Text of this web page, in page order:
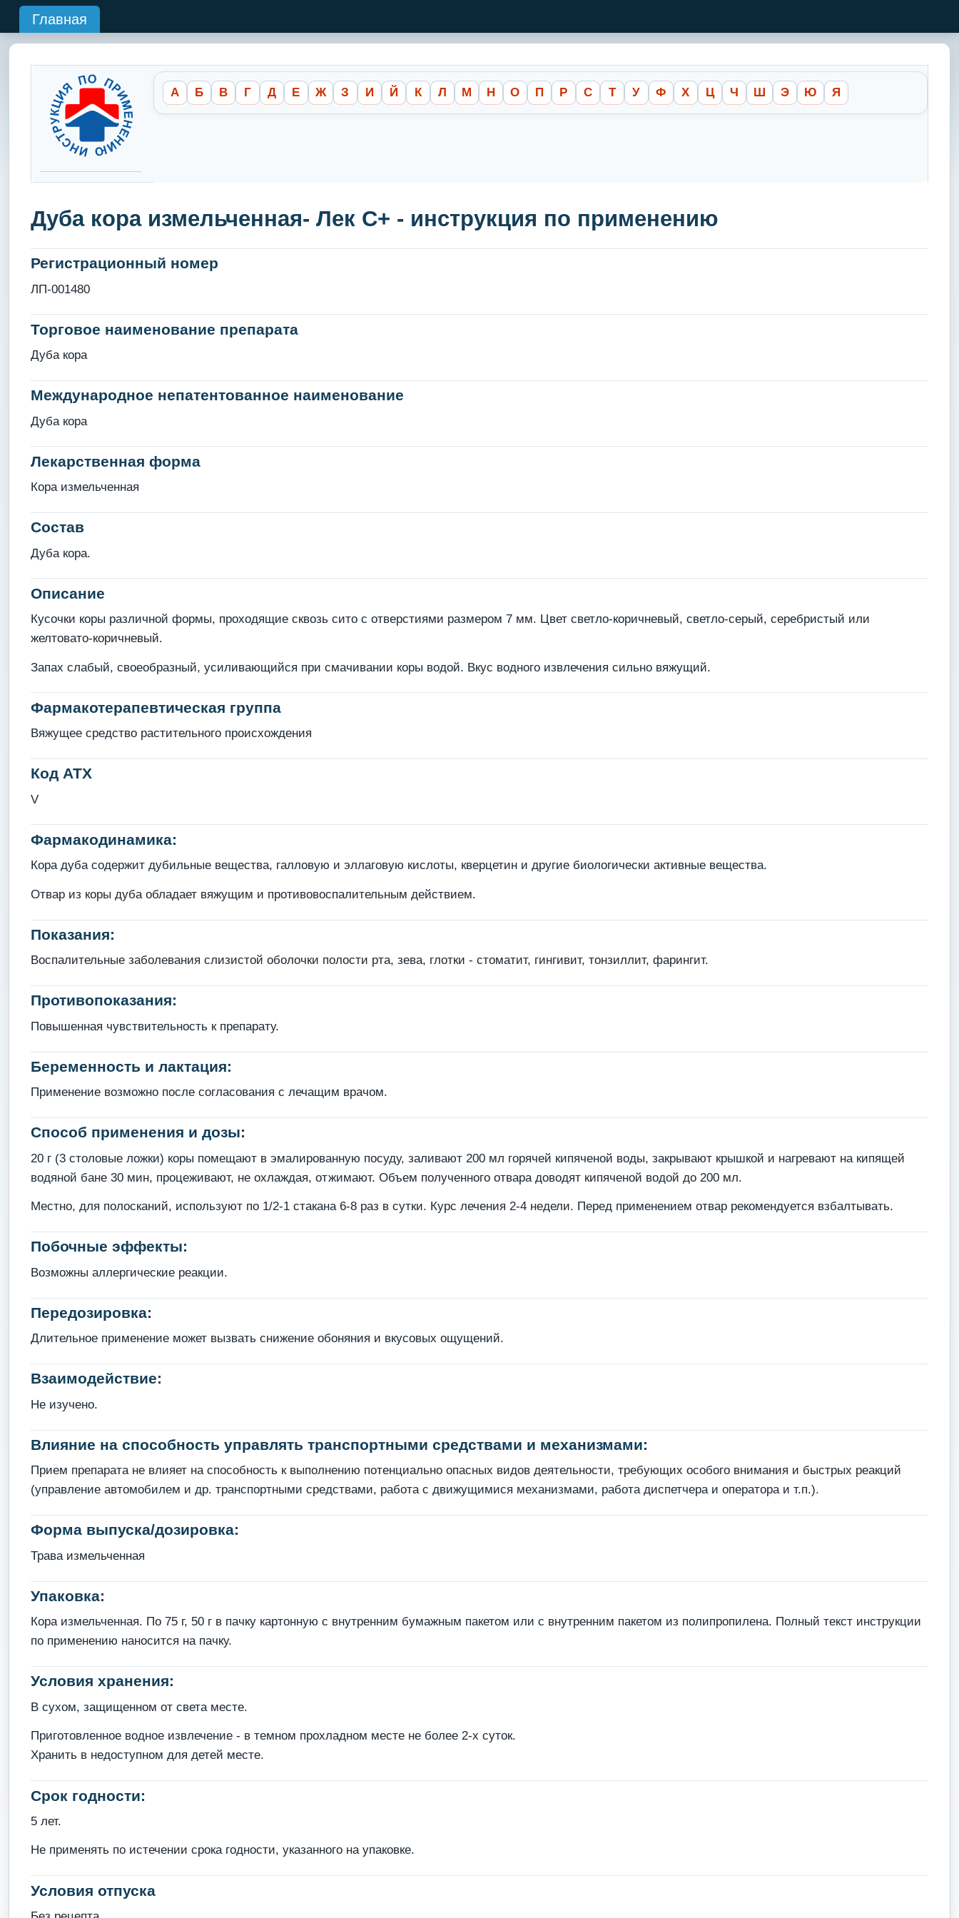
Главная
А Б В Г Д Е Ж З И Й К Л М Н О П Р С Т У Ф Х Ц Ч Ш Э Ю Я
Дуба кора измельченная- Лек С+ - инструкция по применению
Регистрационный номер
ЛП-001480
Торговое наименование препарата
Дуба кора
Международное непатентованное наименование
Дуба кора
Лекарственная форма
Кора измельченная
Состав
Дуба кора.
Описание
Кусочки коры различной формы, проходящие сквозь сито с отверстиями размером 7 мм. Цвет светло-коричневый, светло-серый, серебристый или
желтовато-коричневый.
Запах слабый, своеобразный, усиливающийся при смачивании коры водой. Вкус водного извлечения сильно вяжущий.
Фармакотерапевтическая группа
Вяжущее средство растительного происхождения
Код АТХ
V
Фармакодинамика:
Кора дуба содержит дубильные вещества, галловую и эллаговую кислоты, кверцетин и другие биологически активные вещества.
Отвар из коры дуба обладает вяжущим и противовоспалительным действием.
Показания:
Воспалительные заболевания слизистой оболочки полости рта, зева, глотки - стоматит, гингивит, тонзиллит, фарингит.
Противопоказания:
Повышенная чувствительность к препарату.
Беременность и лактация:
Применение возможно после согласования с лечащим врачом.
Способ применения и дозы:
20 г (3 столовые ложки) коры помещают в эмалированную посуду, заливают 200 мл горячей кипяченой воды, закрывают крышкой и нагревают на кипящей
водяной бане 30 мин, процеживают, не охлаждая, отжимают. Объем полученного отвара доводят кипяченой водой до 200 мл.
Местно, для полосканий, используют по 1/2-1 стакана 6-8 раз в сутки. Курс лечения 2-4 недели. Перед применением отвар рекомендуется взбалтывать.
Побочные эффекты:
Возможны аллергические реакции.
Передозировка:
Длительное применение может вызвать снижение обоняния и вкусовых ощущений.
Взаимодействие:
Не изучено.
Влияние на способность управлять транспортными средствами и механизмами:
Прием препарата не влияет на способность к выполнению потенциально опасных видов деятельности, требующих особого внимания и быстрых реакций
(управление автомобилем и др. транспортными средствами, работа с движущимися механизмами, работа диспетчера и оператора и т.п.).
Форма выпуска/дозировка:
Трава измельченная
Упаковка:
Кора измельченная. По 75 г, 50 г в пачку картонную с внутренним бумажным пакетом или с внутренним пакетом из полипропилена. Полный текст инструкции
по применению наносится на пачку.
Условия хранения:
В сухом, защищенном от света месте.
Приготовленное водное извлечение - в темном прохладном месте не более 2-х суток.
Хранить в недоступном для детей месте.
Срок годности:
5 лет.
Не применять по истечении срока годности, указанного на упаковке.
Условия отпуска